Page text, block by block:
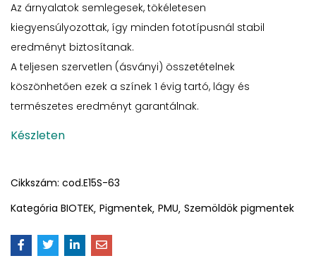
Az árnyalatok semlegesek, tökéletesen
kiegyensúlyozottak, így minden fototípusnál stabil
eredményt biztosítanak.
A teljesen szervetlen (ásványi) összetételnek
köszönhetően ezek a színek 1 évig tartó, lágy és
természetes eredményt garantálnak.
Készleten
Cikkszám: cod.E15S-63
Kategória BIOTEK Pigmentek PMU Szemöldök pigmentek